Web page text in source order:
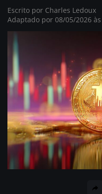
Casino
Escrito por Charles Ledoux
Adaptado por 08/05/2026